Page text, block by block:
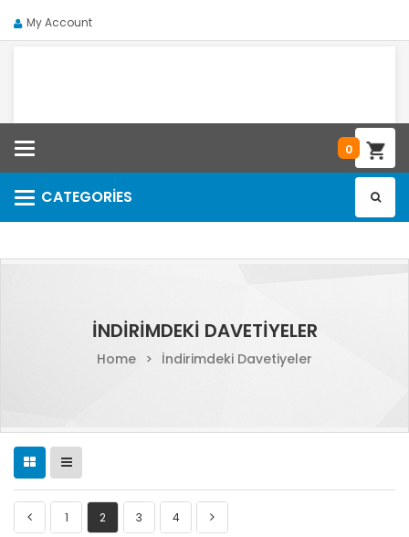
My Account
0
CATEGORIES
Categories
İNDIRIMDEKI DAVETIYELER
Home > İndirimdeki Davetiyeler
1 2 3 4